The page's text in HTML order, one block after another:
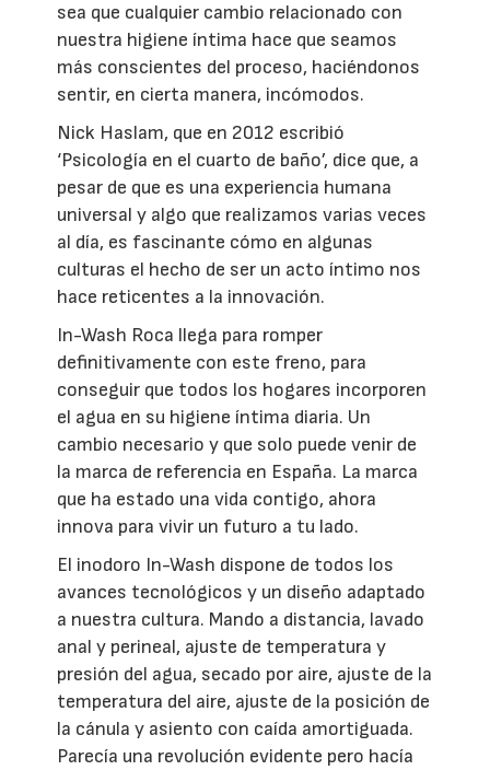
sea que cualquier cambio relacionado con
nuestra higiene íntima hace que seamos
más conscientes del proceso, haciéndonos
sentir, en cierta manera, incómodos.
Nick Haslam, que en 2012 escribió
‘Psicología en el cuarto de baño’, dice que, a
pesar de que es una experiencia humana
universal y algo que realizamos varias veces
al día, es fascinante cómo en algunas
culturas el hecho de ser un acto íntimo nos
hace reticentes a la innovación.
In-Wash Roca llega para romper
definitivamente con este freno, para
conseguir que todos los hogares incorporen
el agua en su higiene íntima diaria. Un
cambio necesario y que solo puede venir de
la marca de referencia en España. La marca
que ha estado una vida contigo, ahora
innova para vivir un futuro a tu lado.
El inodoro In-Wash dispone de todos los
avances tecnológicos y un diseño adaptado
a nuestra cultura. Mando a distancia, lavado
anal y perineal, ajuste de temperatura y
presión del agua, secado por aire, ajuste de la
temperatura del aire, ajuste de la posición de
la cánula y asiento con caída amortiguada.
Parecía una revolución evidente pero hacía